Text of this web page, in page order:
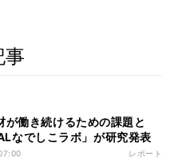
事
が働き続けるための課題と
なでしこラボ」が研究発表
レポート